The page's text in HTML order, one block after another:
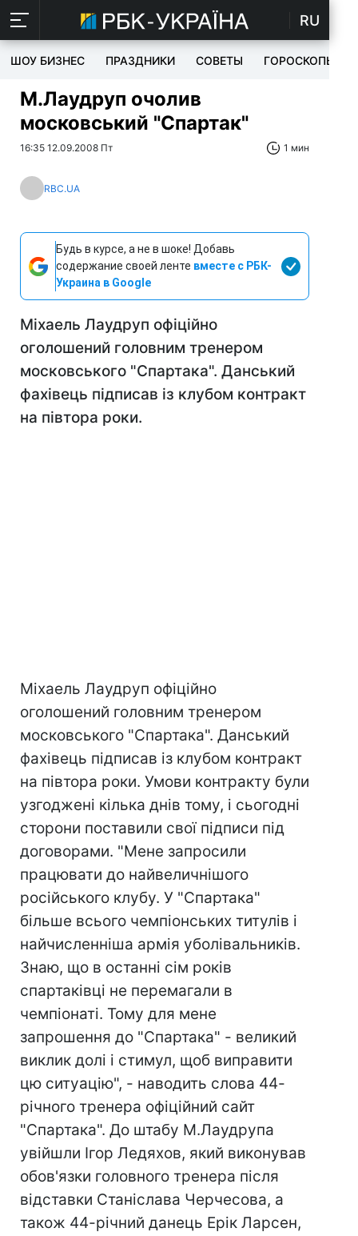
RU
ШОУ БИЗНЕС ПРАЗДНИКИ СОВЕТЫ ГОРОСКОПЫ
М.Лаудруп очолив
московський "Спартак"
16:35 12.09.2008 Пт 1 мин
RBC.UA
Будь в курсе, а не в шоке! Добавь
содержание своей ленте вместе с РБК-
Украина в Google
Міхаель Лаудруп офіційно
оголошений головним тренером
московського "Спартака". Данський
фахівець підписав із клубом контракт
на півтора роки.
Міхаель Лаудруп офіційно
оголошений головним тренером
московського "Спартака". Данський
фахівець підписав із клубом контракт
на півтора роки. Умови контракту були
узгоджені кілька днів тому, і сьогодні
сторони поставили свої підписи під
договорами. "Мене запросили
працювати до найвеличнішого
російського клубу. У "Спартака"
більше всього чемпіонських титулів і
найчисленніша армія уболівальників.
Знаю, що в останні сім років
спартаківці не перемагали в
чемпіонаті. Тому для мене
запрошення до "Спартака" - великий
виклик долі і стимул, щоб виправити
цю ситуацію", - наводить слова 44-
річного тренера офіційний сайт
"Спартака". До штабу М.Лаудрупа
увійшли Ігор Ледяхов, який виконував
обов'язки головного тренера після
відставки Станіслава Черчесова, а
також 44-річний данець Ерік Ларсен,